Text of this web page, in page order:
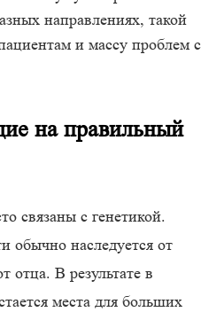
направлениях, такой
и массу проблем с
на правильный
связаны с генетикой.
обычно наследуется от
отца. В результате в
места для больших